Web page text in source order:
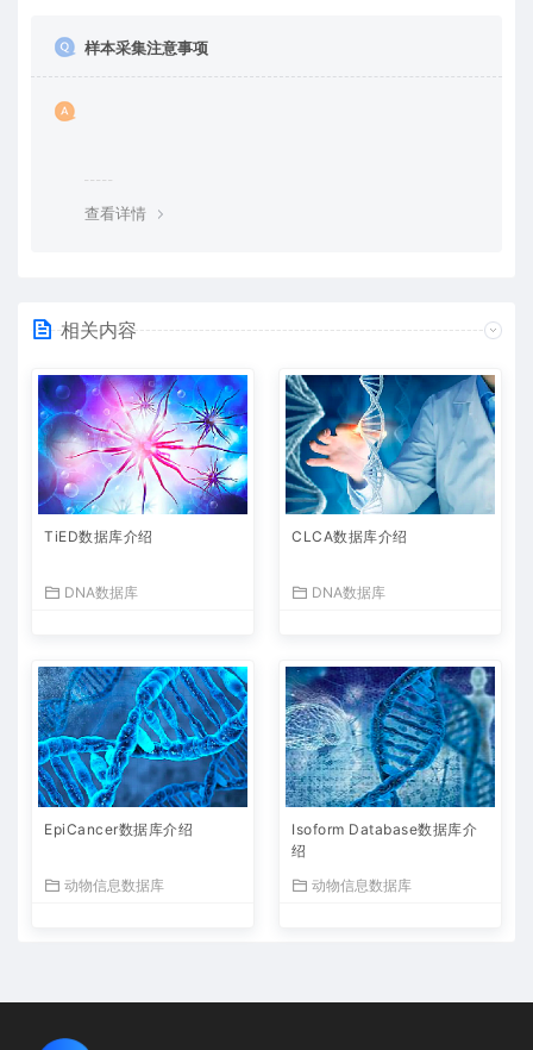
样本采集注意事项
查看详情
相关内容
TiED数据库介绍
DNA数据库
CLCA数据库介绍
DNA数据库
EpiCancer数据库介绍
动物信息数据库
Isoform Database数据库介
绍
动物信息数据库